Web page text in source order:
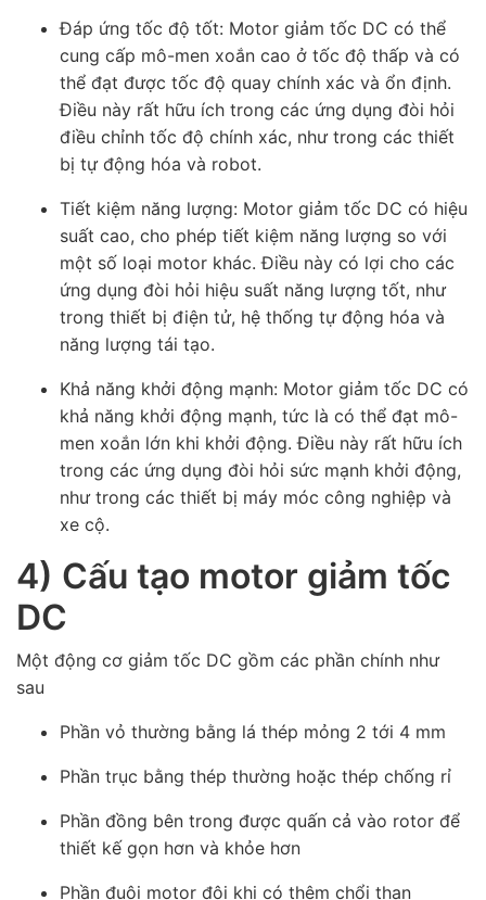
Đáp ứng tốc độ tốt: Motor giảm tốc DC có thể
cung cấp mô-men xoắn cao ở tốc độ thấp và có
thể đạt được tốc độ quay chính xác và ổn định.
Điều này rất hữu ích trong các ứng dụng đòi hỏi
điều chỉnh tốc độ chính xác, như trong các thiết
bị tự động hóa và robot.
Tiết kiệm năng lượng: Motor giảm tốc DC có hiệu
suất cao, cho phép tiết kiệm năng lượng so với
một số loại motor khác. Điều này có lợi cho các
ứng dụng đòi hỏi hiệu suất năng lượng tốt, như
trong thiết bị điện tử, hệ thống tự động hóa và
năng lượng tái tạo.
Khả năng khởi động mạnh: Motor giảm tốc DC có
khả năng khởi động mạnh, tức là có thể đạt mô-
men xoắn lớn khi khởi động. Điều này rất hữu ích
trong các ứng dụng đòi hỏi sức mạnh khởi động,
như trong các thiết bị máy móc công nghiệp và
xe cộ.
4) Cấu tạo motor giảm tốc
DC
Một động cơ giảm tốc DC gồm các phần chính như
sau
Phần vỏ thường bằng lá thép mỏng 2 tới 4 mm
Phần trục bằng thép thường hoặc thép chống rỉ
Phần đồng bên trong được quấn cả vào rotor để
thiết kế gọn hơn và khỏe hơn
Phần đuôi motor đôi khi có thêm chổi than